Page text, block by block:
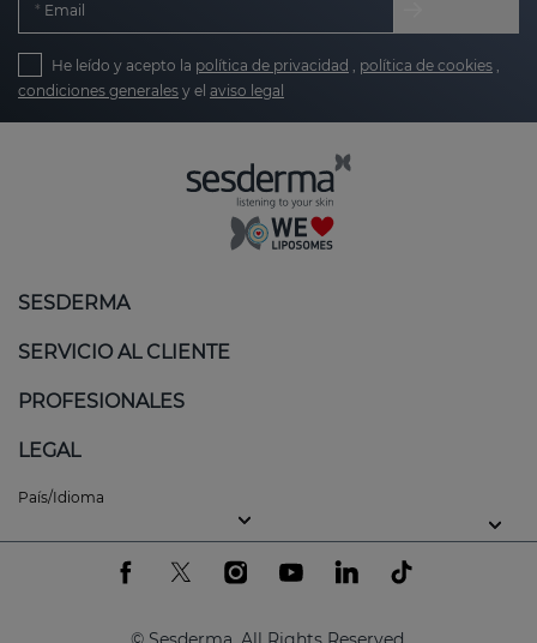
Email
He leído y acepto la política de privacidad , política de cookies ,
condiciones generales y el aviso legal
SESDERMA
SERVICIO AL CLIENTE
PROFESIONALES
LEGAL
País/Idioma